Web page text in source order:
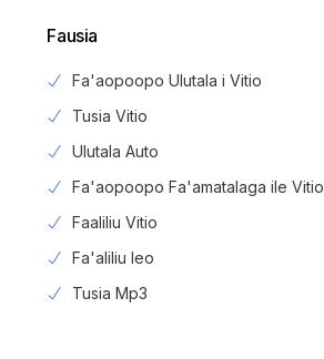
Fausia
Fa'aopoopo Ulutala i Vitio
Tusia Vitio
Ulutala Auto
Fa'aopoopo Fa'amatalaga ile Vitio
Faaliliu Vitio
Fa'aliliu leo
Tusia Mp3